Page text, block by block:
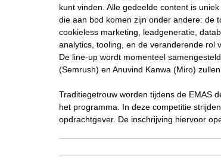
kunt vinden. Alle gedeelde content is
die aan bod komen zijn onder andere: de
cookieless marketing, leadgeneratie,
analytics, tooling, en de veranderende rol
De line-up wordt momenteel
(Semrush) en Anuvind Kanwa (Miro)
Traditiegetrouw worden tijdens de EMAS
het programma. In deze competitie
opdrachtgever. De inschrijving hiervoor